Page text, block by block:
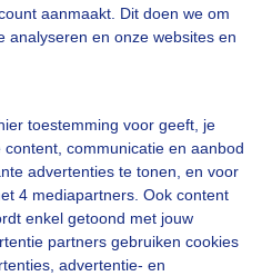
aanmaakt. Dit doen we om
analyseren en onze websites en
toestemming voor geeft, je
communicatie en aanbod
advertenties te tonen, en voor
4 mediapartners. Ook content
enkel getoond met jouw
partners gebruiken cookies
advertentie- en
geduld aub...